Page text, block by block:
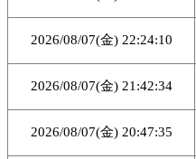
2026/08/07(金) 22:24:10
2026/08/07(金) 21:42:34
2026/08/07(金) 20:47:35